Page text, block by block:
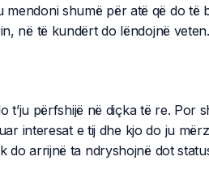
mendoni shumë për atë që do të
në të kundërt do lëndojnë
t’ju përfshijë në diçka të re.
interesat e tij dhe kjo do ju
do arrijnë ta ndryshojnë dot